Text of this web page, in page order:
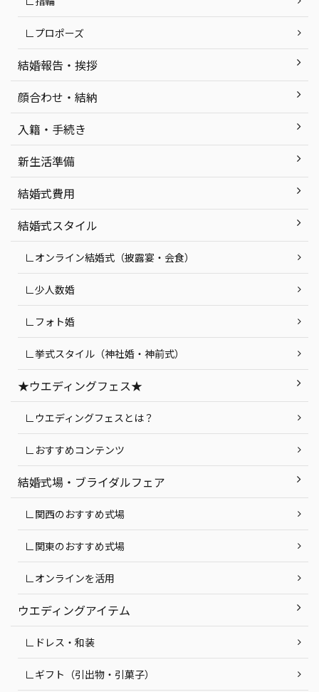
∟プロポーズ
結婚報告・挨拶
顔合わせ・結納
入籍・手続き
新生活準備
結婚式費用
結婚式スタイル
∟オンライン結婚式（披露宴・会食）
∟少人数婚
∟フォト婚
∟挙式スタイル（神社婚・神前式）
★ウエディングフェス★
∟ウエディングフェスとは？
∟おすすめコンテンツ
結婚式場・ブライダルフェア
∟関西のおすすめ式場
∟関東のおすすめ式場
∟オンラインを活用
ウエディングアイテム
∟ドレス・和装
∟ギフト（引出物・引菓子）